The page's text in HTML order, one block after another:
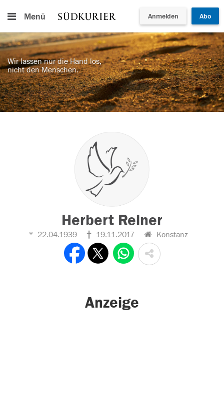
Menü Anmelden Abo
Wir lassen nur die Hand los,
nicht den Menschen.
Herbert Reiner
22.04.1939 19.11.2017 Konstanz
Anzeige